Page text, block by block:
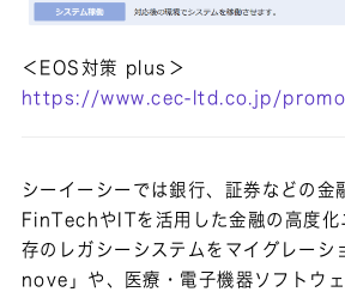
＜EOS対策 plus＞
https://www.cec-ltd.co.jp/
シーイーシーでは銀行、証券などの金
FinTechやITを活用した金融の高度化
存のレガシーシステムをマイグレーシ
nove」や、医療・電子機器ソフトウ